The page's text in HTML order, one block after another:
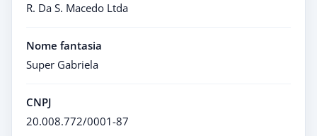
R. Da S. Macedo Ltda
Nome fantasia
Super Gabriela
CNPJ
20.008.772/0001-87